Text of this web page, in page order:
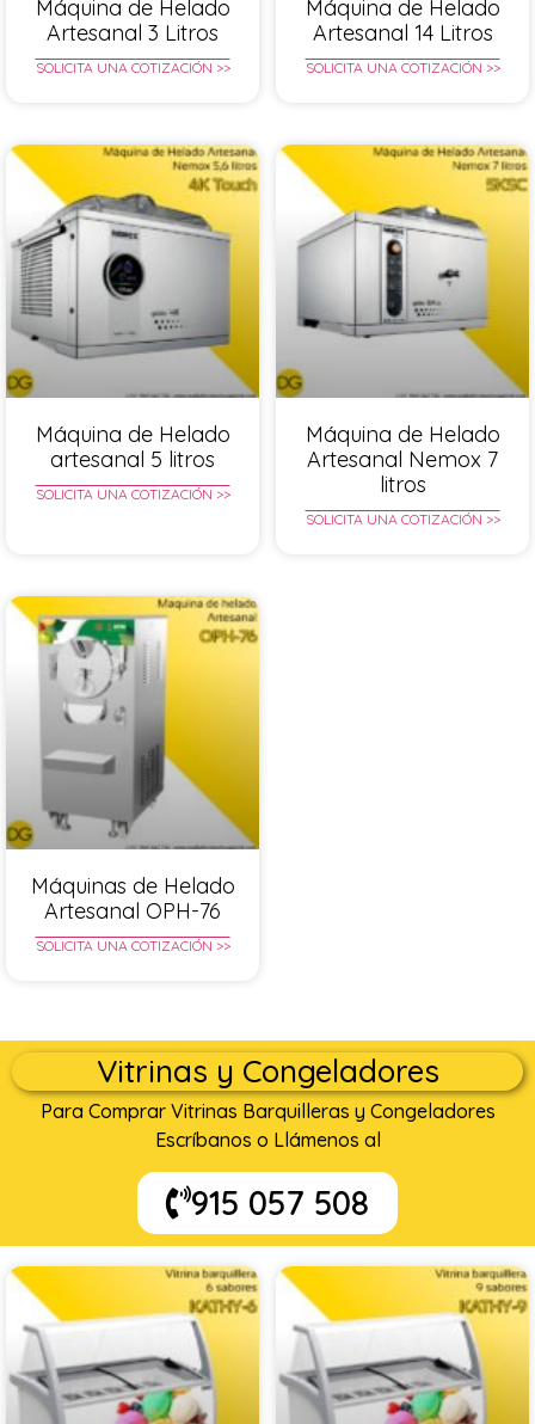
Máquina de Helado
Artesanal 3 Litros
SOLICITA UNA COTIZACIÓN >>
Máquina de Helado
Artesanal 14 Litros
SOLICITA UNA COTIZACIÓN >>
Máquina de Helado
artesanal 5 litros
SOLICITA UNA COTIZACIÓN >>
Máquina de Helado
Artesanal Nemox 7
litros
SOLICITA UNA COTIZACIÓN >>
Máquinas de Helado
Artesanal OPH-76
SOLICITA UNA COTIZACIÓN >>
Vitrinas y Congeladores
Para Comprar Vitrinas Barquilleras y Congeladores
Escríbanos o Llámenos al
915 057 508